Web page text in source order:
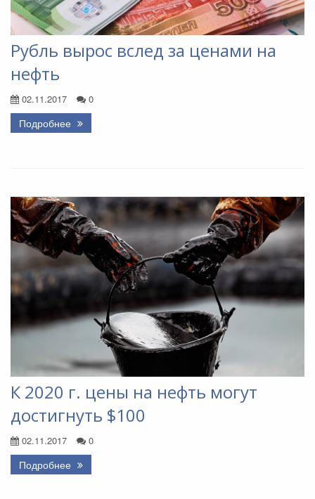
Рубль вырос вслед за ценами на
нефть
02.11.2017 0
Подробнее
К 2020 г. цены на нефть могут
достигнуть $100
02.11.2017 0
Подробнее